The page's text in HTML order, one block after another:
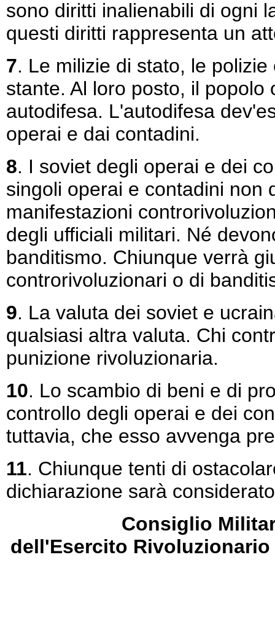
sono diritti inalienabili di ogni
questi diritti rappresenta un
7. Le milizie di stato, le
stante. Al loro posto, il
autodifesa. L'autodifesa
operai e dai contadini.
8. I soviet degli operai e dei
singoli operai e contadini non
manifestazioni
degli ufficiali militari. Né
banditismo. Chiunque verrà
controrivoluzionari o di
9. La valuta dei soviet e
qualsiasi altra valuta. Chi
punizione rivoluzionaria.
10. Lo scambio di beni e di
controllo degli operai e dei
tuttavia, che esso avvenga
11. Chiunque tenti di
dichiarazione sarà
Consiglio
dell'Esercito